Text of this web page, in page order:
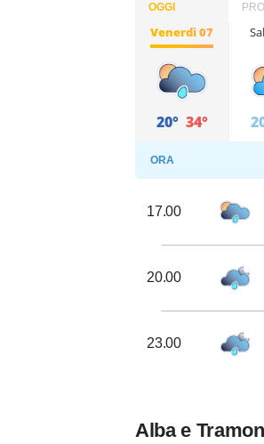
OGGI
Venerdì 07
20° 34°
ORA
17.00
20.00
23.00
Alba e